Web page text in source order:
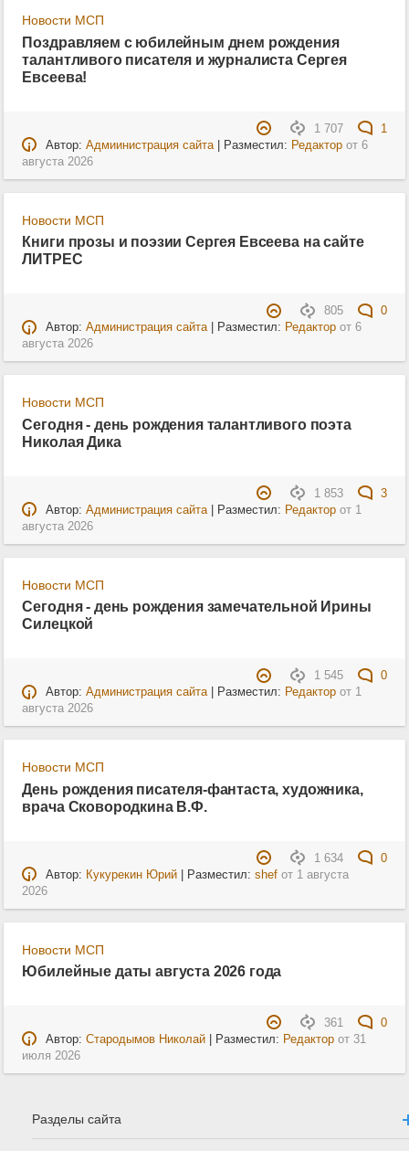
Новости МСП
Поздравляем с юбилейным днем рождения
талантливого писателя и журналиста Сергея
Евсеева!
1 707
1
Автор: Адмиинистрация сайта| Разместил: Редакторот 6
августа 2026
Новости МСП
Книги прозы и поэзии Сергея Евсеева на сайте
ЛИТРЕС
805
0
Автор: Администрация сайта| Разместил: Редакторот 6
августа 2026
Новости МСП
Сегодня - день рождения талантливого поэта
Николая Дика
1 853
3
Автор: Администрация сайта| Разместил: Редакторот 1
августа 2026
Новости МСП
Сегодня - день рождения замечательной Ирины
Силецкой
1 545
0
Автор: Администрация сайта| Разместил: Редакторот 1
августа 2026
Новости МСП
День рождения писателя-фантаста, художника,
врача Сковородкина В.Ф.
1 634
0
Автор: Кукурекин Юрий| Разместил: shefот 1 августа
2026
Новости МСП
Юбилейные даты августа 2026 года
361
0
Автор: Стародымов Николай| Разместил: Редакторот 31
июля 2026
Разделы сайта